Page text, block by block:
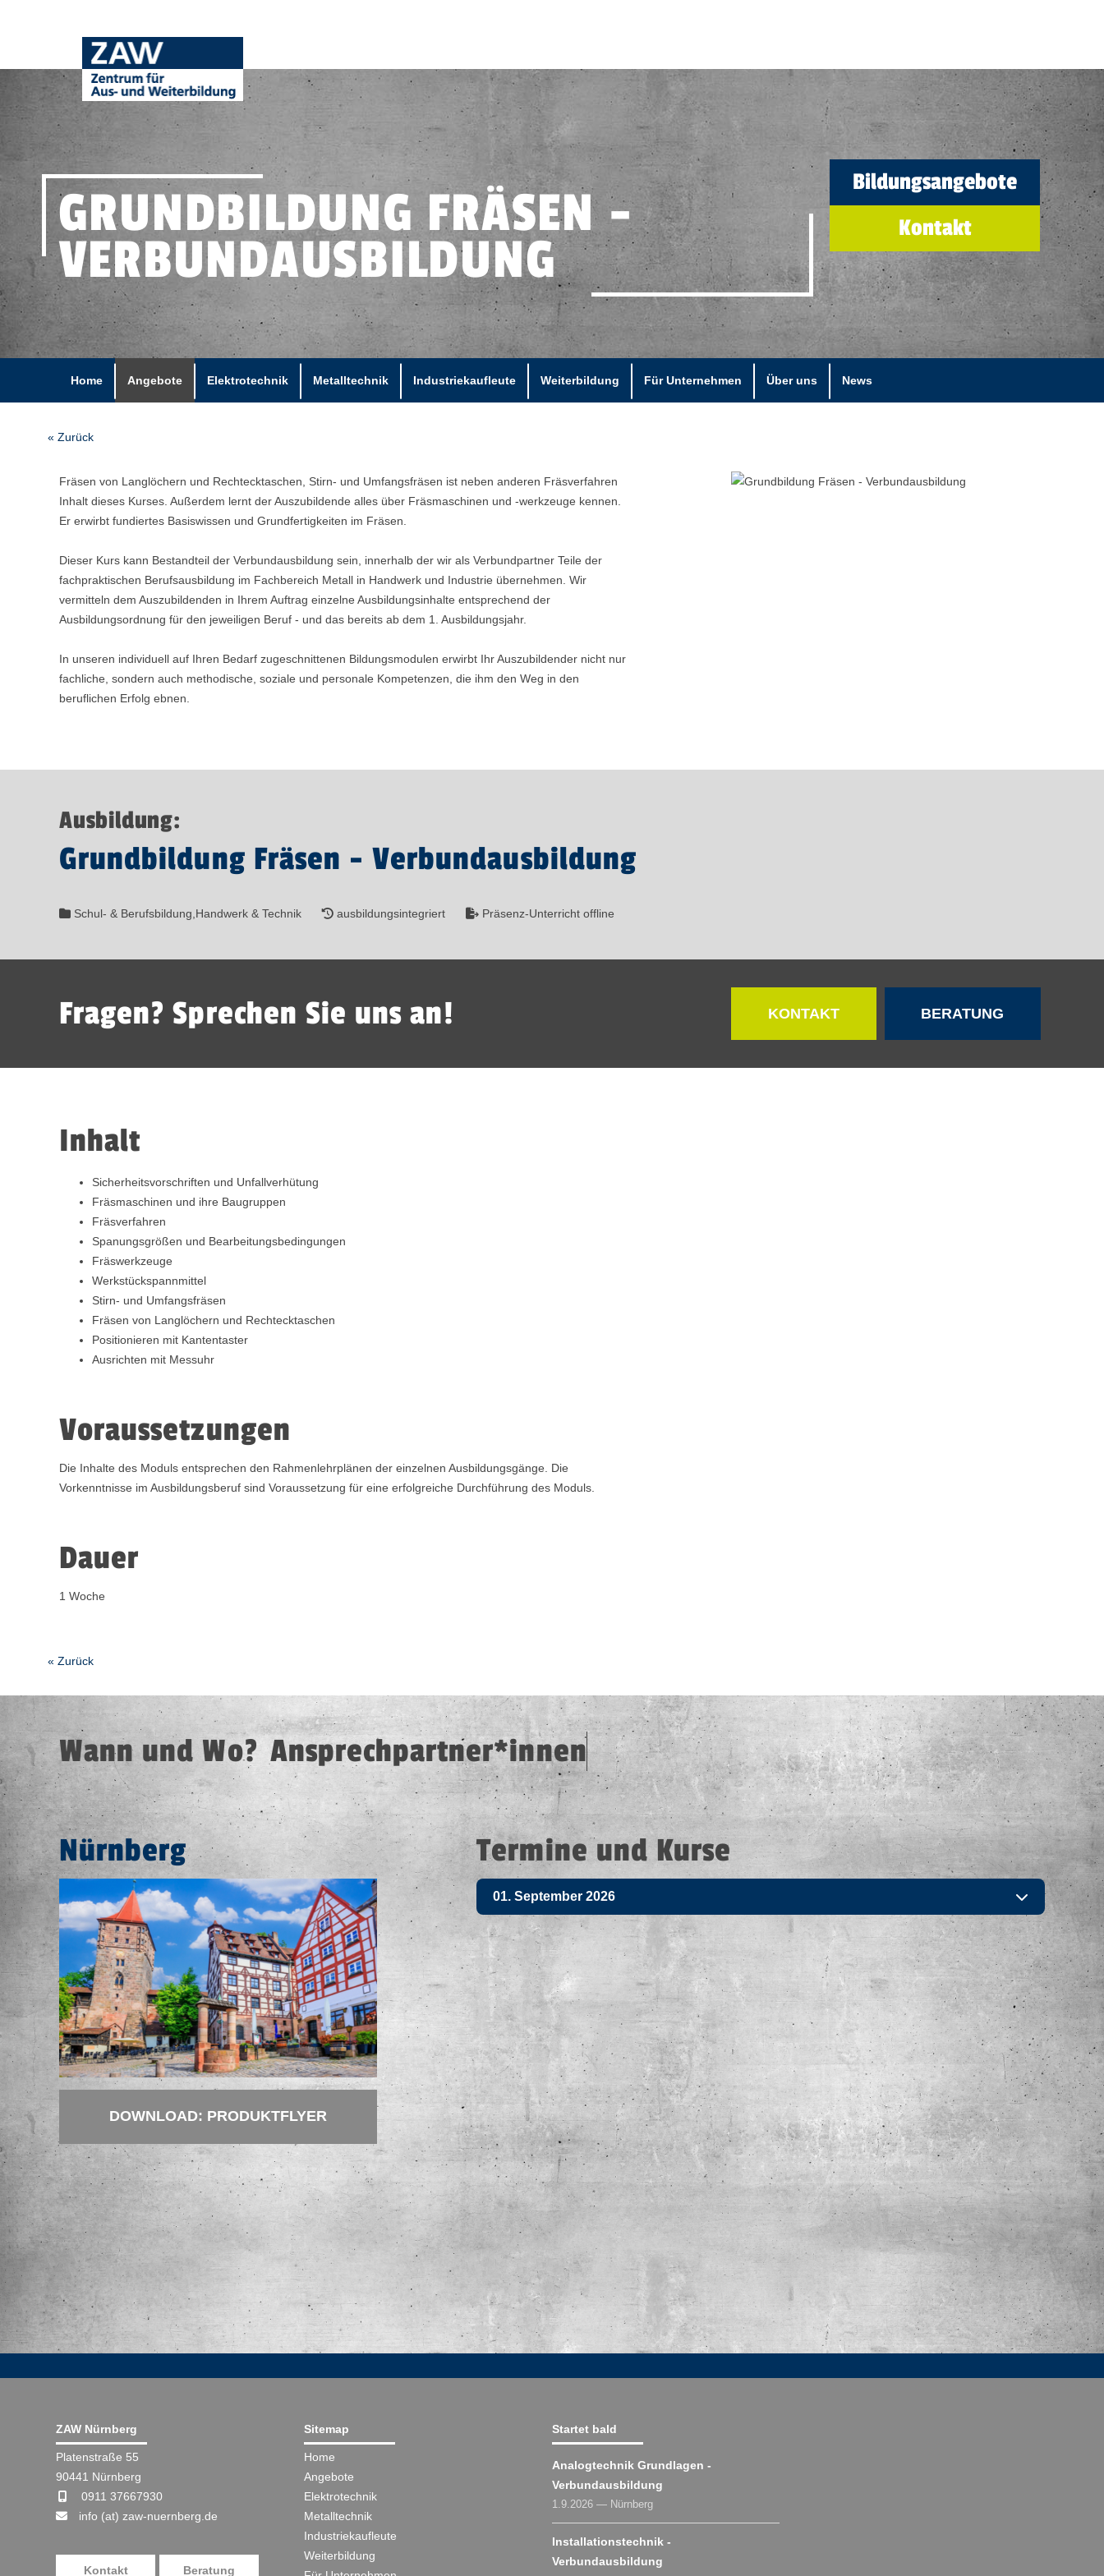
GRUNDBILDUNG FRÄSEN -
VERBUNDAUSBILDUNG
Bildungsangebote
Kontakt
Home Angebote Elektrotechnik Metalltechnik Industriekaufleute Weiterbildung Für Unternehmen Über uns News
« Zurück
Fräsen von Langlöchern und Rechtecktaschen, Stirn- und Umfangsfräsen ist neben anderen Fräsverfahren
Inhalt dieses Kurses. Außerdem lernt der Auszubildende alles über Fräsmaschinen und -werkzeuge kennen.
Er erwirbt fundiertes Basiswissen und Grundfertigkeiten im Fräsen.
Dieser Kurs kann Bestandteil der Verbundausbildung sein, innerhalb der wir als Verbundpartner Teile der
fachpraktischen Berufsausbildung im Fachbereich Metall in Handwerk und Industrie übernehmen. Wir
vermitteln dem Auszubildenden in Ihrem Auftrag einzelne Ausbildungsinhalte entsprechend der
Ausbildungsordnung für den jeweiligen Beruf - und das bereits ab dem 1. Ausbildungsjahr.
In unseren individuell auf Ihren Bedarf zugeschnittenen Bildungsmodulen erwirbt Ihr Auszubildender nicht nur
fachliche, sondern auch methodische, soziale und personale Kompetenzen, die ihm den Weg in den
beruflichen Erfolg ebnen.
Ausbildung:
Grundbildung Fräsen - Verbundausbildung
Schul- & Berufsbildung,Handwerk & Technik ausbildungsintegriert Präsenz-Unterricht offline
Fragen? Sprechen Sie uns an! KONTAKT BERATUNG
Inhalt
Sicherheitsvorschriften und Unfallverhütung
Fräsmaschinen und ihre Baugruppen
Fräsverfahren
Spanungsgrößen und Bearbeitungsbedingungen
Fräswerkzeuge
Werkstückspannmittel
Stirn- und Umfangsfräsen
Fräsen von Langlöchern und Rechtecktaschen
Positionieren mit Kantentaster
Ausrichten mit Messuhr
Voraussetzungen
Die Inhalte des Moduls entsprechen den Rahmenlehrplänen der einzelnen Ausbildungsgänge. Die
Vorkenntnisse im Ausbildungsberuf sind Voraussetzung für eine erfolgreiche Durchführung des Moduls.
Dauer
1 Woche
« Zurück
Wann und Wo? Termine
Standorte
Ansprechpartner*innen
Nürnberg
DOWNLOAD: PRODUKTFLYER
Termine und Kurse
01. September 2026
ZAW Nürnberg
Platenstraße 55
90441 Nürnberg
0911 37667930
info (at) zaw-nuernberg.de
Kontakt Beratung
Sitemap
Home
Angebote
Elektrotechnik
Metalltechnik
Industriekaufleute
Weiterbildung
Startet bald
Analogtechnik Grundlagen -
Verbundausbildung
1.9.2026 — Nürnberg
Installationstechnik -
Verbundausbildung